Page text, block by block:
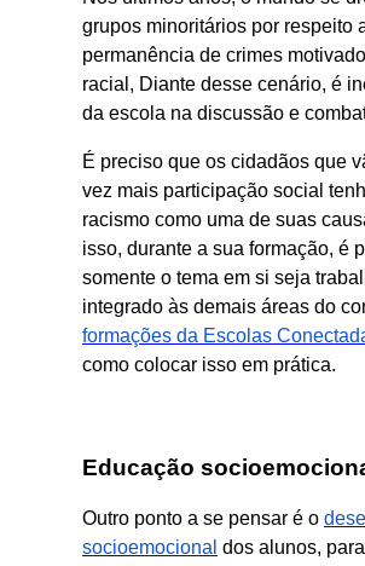
grupos minoritários por respeito
permanência de crimes
racial, Diante desse cenário, é
da escola na discussão e
É preciso que os cidadãos que
vez mais participação social
racismo como uma de suas
isso, durante a sua formação, é
somente o tema em si seja
integrado às demais áreas do
formações da Escolas
como colocar isso em prática.
Educação
Outro ponto a se pensar é o
socioemocional dos alunos,